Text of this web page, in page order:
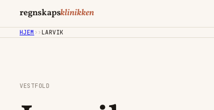
regnskapsklinikken
HJEM › ›LARVIK
VESTFOLD